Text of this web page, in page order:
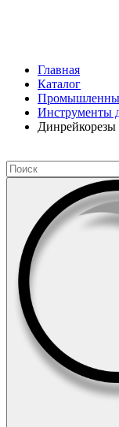
Главная
Каталог
Инструменты
Динрейкорезы